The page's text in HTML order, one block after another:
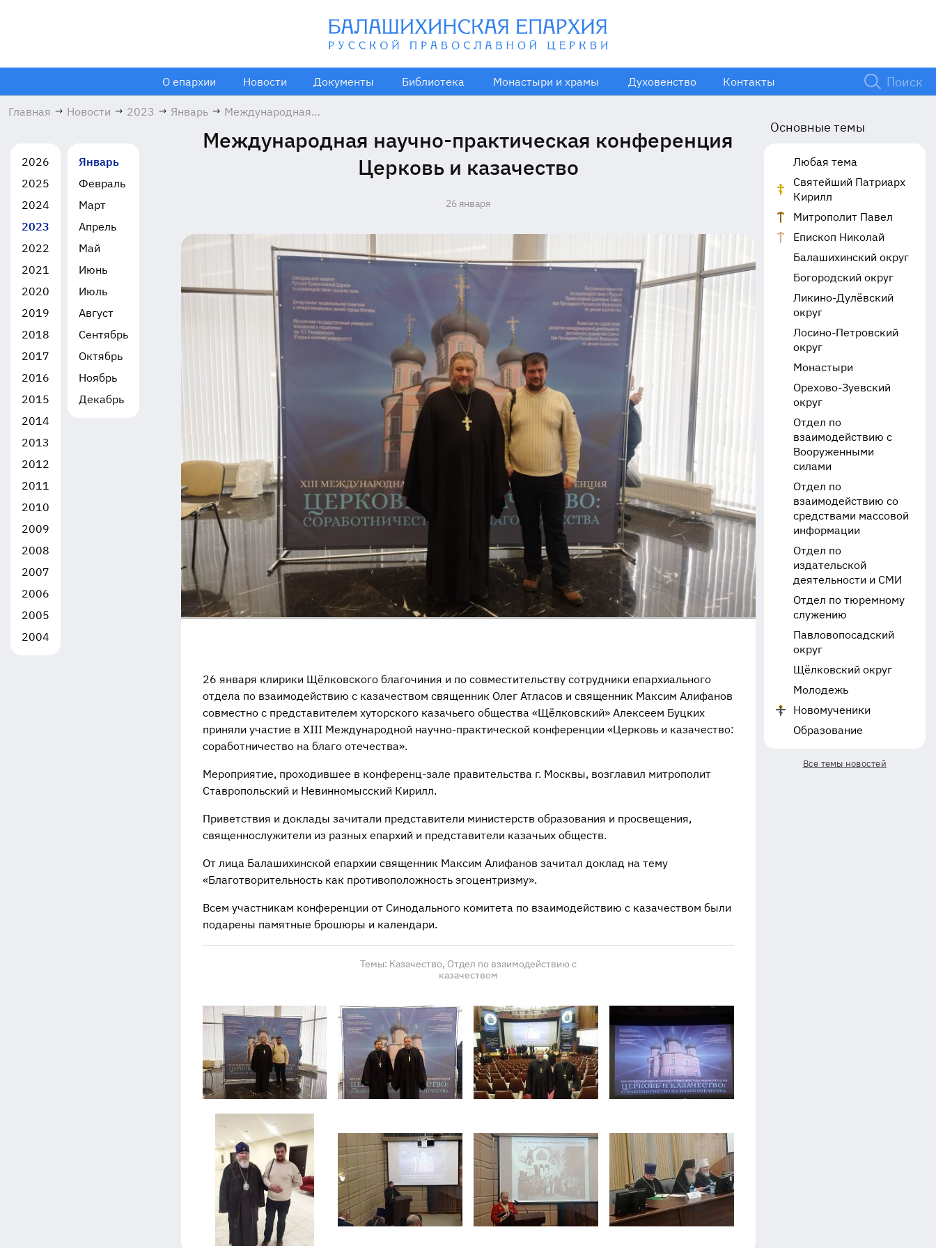
О епархии Новости Документы Библиотека Монастыри и храмы Духовенство Контакты
Главная → Новости → 2023 → Январь → Международная
практическая
конференция
2026
2025
2024
2023
2022
2021
2020
2019
2018
2017
2016
2015
2014
2013
2012
2011
2010
2009
2008
2007
2006
2005
2004
Январь
Февраль
Март
Апрель
Май
Июнь
Июль
Август
Сентябрь
Октябрь
Ноябрь
Декабрь
Международная научно-практическая конференция
Церковь и казачество
26 января
26 января клирики Щёлковского благочиния и по совместительству сотрудники епархиального
отдела по взаимодействию с казачеством священник Олег Атласов и священник Максим Алифанов
совместно с представителем хуторского казачьего общества «Щёлковский» Алексеем Буцких
приняли участие в XIII Международной научно-практической конференции «Церковь и казачество:
соработничество на благо отечества».
Мероприятие, проходившее в конференц-зале правительства г. Москвы, возглавил митрополит
Ставропольский и Невинномысский Кирилл.
Приветствия и доклады зачитали представители министерств образования и просвещения,
священнослужители из разных епархий и представители казачьих обществ.
От лица Балашихинской епархии священник Максим Алифанов зачитал доклад на тему
«Благотворительность как противоположность эгоцентризму».
Всем участникам конференции от Синодального комитета по взаимодействию с казачеством были
подарены памятные брошюры и календари.
Темы: Казачество, Отдел по взаимодействию с
казачеством
Основные темы
Любая тема
Святейший Патриарх
Кирилл
Митрополит Павел
Епископ Николай
Балашихинский округ
Богородский округ
Ликино-Дулёвский
округ
Лосино-Петровский
округ
Монастыри
Орехово-Зуевский
округ
Отдел по
взаимодействию с
Вооруженными
силами
Отдел по
взаимодействию со
средствами массовой
информации
Отдел по
издательской
деятельности и СМИ
Отдел по тюремному
служению
Павловопосадский
округ
Щёлковский округ
Молодежь
Новомученики
Образование
Все темы новостей